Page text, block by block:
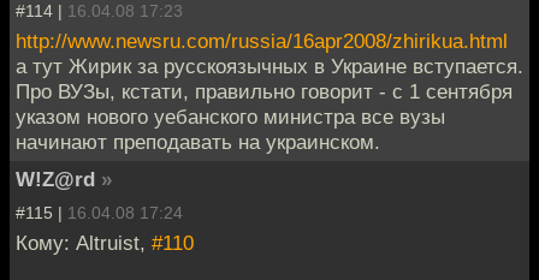
#114 | 16.04.08 17:23
http://www.newsru.com/russia/16apr2008/zhirikua.html
а тут Жирик за русскоязычных в Украине вступается.
Про ВУЗы, кстати, правильно говорит - с 1 сентября
указом нового уебанского министра все вузы
начинают преподавать на украинском.
W!Z@rd »
#115 | 16.04.08 17:24
Кому: Altruist, #110